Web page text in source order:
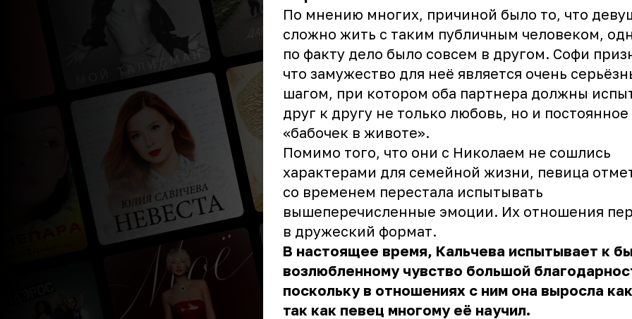
По мнению многих, причиной было то, что
сложно жить с таким публичным человеком,
по факту дело было совсем в другом. Софи
что замужество для неё является очень
шагом, при котором оба партнера должны
друг к другу не только любовь, но и постоянное
«бабочек в животе».
Помимо того, что они с Николаем не сошлись
характерами для семейной жизни, певица
со временем перестала испытывать
вышеперечисленные эмоции. Их отношения
в дружеский формат.
В настоящее время, Кальчева испытывает к
возлюбленному чувство большой
поскольку в отношениях с ним она выросла
так как певец многому её научил.